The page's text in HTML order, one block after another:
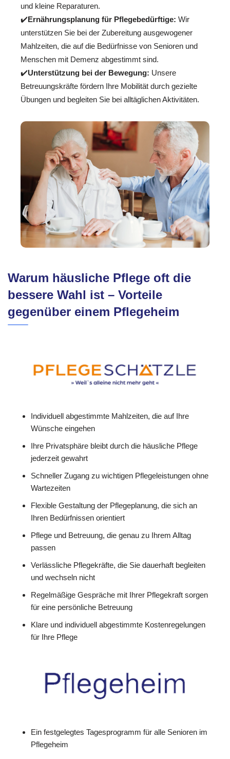
und kleine Reparaturen.
✔️Ernährungsplanung für Pflegebedürftige: Wir
unterstützen Sie bei der Zubereitung ausgewogener
Mahlzeiten, die auf die Bedürfnisse von Senioren und
Menschen mit Demenz abgestimmt sind.
✔️Unterstützung bei der Bewegung: Unsere
Betreuungskräfte fördern Ihre Mobilität durch gezielte
Übungen und begleiten Sie bei alltäglichen Aktivitäten.
Warum häusliche Pflege oft die
bessere Wahl ist – Vorteile
gegenüber einem Pflegeheim
Individuell abgestimmte Mahlzeiten, die auf Ihre
Wünsche eingehen
Ihre Privatsphäre bleibt durch die häusliche Pflege
jederzeit gewahrt
Schneller Zugang zu wichtigen Pflegeleistungen ohne
Wartezeiten
Flexible Gestaltung der Pflegeplanung, die sich an
Ihren Bedürfnissen orientiert
Pflege und Betreuung, die genau zu Ihrem Alltag
passen
Verlässliche Pflegekräfte, die Sie dauerhaft begleiten
und wechseln nicht
Regelmäßige Gespräche mit Ihrer Pflegekraft sorgen
für eine persönliche Betreuung
Klare und individuell abgestimmte Kostenregelungen
für Ihre Pflege
Ein festgelegtes Tagesprogramm für alle Senioren im
Pflegeheim